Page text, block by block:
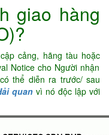
giao hàng
cảng, hãng tàu hoặc
Notice cho Người nhận
thể diễn ra trước/ sau
quan vì nó độc lập với